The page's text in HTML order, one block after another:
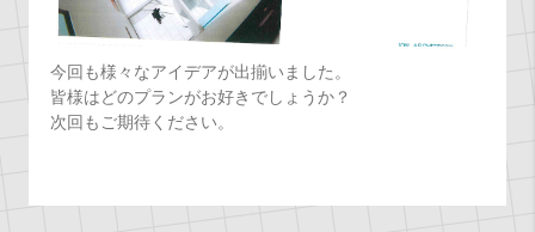
今回も様々なアイデアが出揃いました。
皆様はどのプランがお好きでしょうか？
次回もご期待ください。